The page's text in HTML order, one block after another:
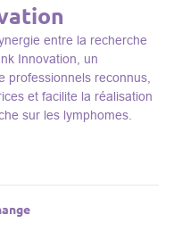
entre la recherche
Innovation, un
professionnels reconnus,
et facilite la réalisation
sur les lymphomes.
des initiatives de
l’unité parmi les